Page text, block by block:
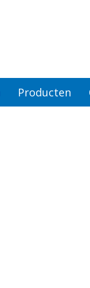
Producten